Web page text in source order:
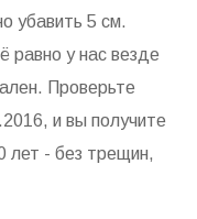
убавить 5 см.
равно у нас везде
Проверьте
и вы получите
лет - без трещин,